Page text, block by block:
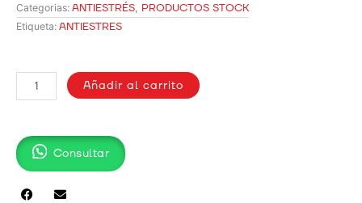
Categorias: ANTIESTRÉS, PRODUCTOS STOCK
Etiqueta: ANTIESTRES
INGENIERO
SEGURIDAD
/
FB-
4020
cantidad
Añadir al carrito
Consultar